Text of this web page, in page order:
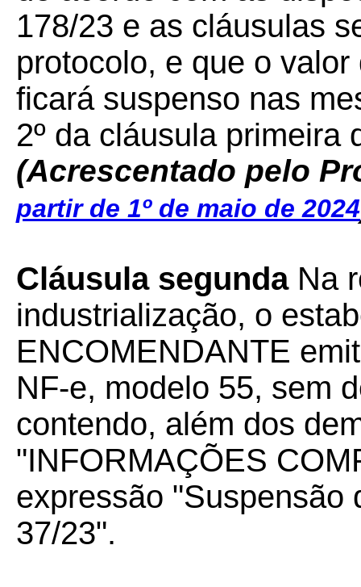
178/23 e as cláusulas
protocolo, e que o
ficará suspenso nas
2º da cláusula primeira
(Acrescentado pelo
partir de 1º de maio de 2024
Cláusula segunda Na
industrialização, o
ENCOMENDANTE
NF-e, modelo 55, sem
contendo, além dos
"INFORMAÇÕES
expressão "Suspensão
37/23".